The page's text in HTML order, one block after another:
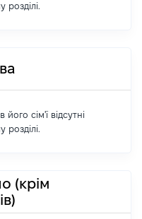
розділі.
сім'ї відсутні
розділі.
(крім